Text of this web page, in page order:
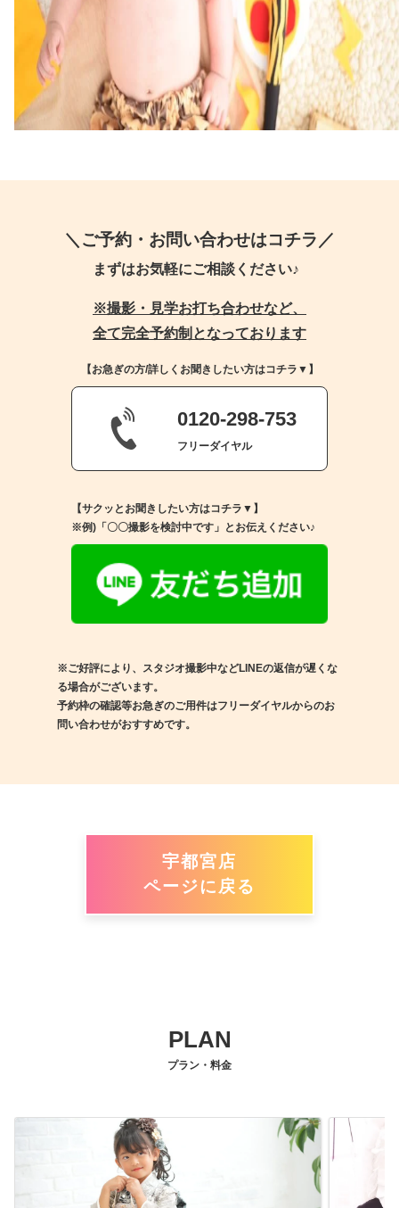
＼ご予約・お問い合わせはコチラ／
まずはお気軽にご相談ください♪
※撮影・見学お打ち合わせなど、
全て完全予約制となっております
【お急ぎの方/詳しくお聞きしたい方はコチラ▼】
0120-298-753
フリーダイヤル
【サクッとお聞きしたい方はコチラ▼】
※例)「〇〇撮影を検討中です」とお伝えください♪
※ご好評により、スタジオ撮影中などLINEの返信が遅くな
る場合がございます。
予約枠の確認等お急ぎのご用件はフリーダイヤルからのお
問い合わせがおすすめです。
宇都宮店
ページに戻る
PLAN
プラン・料金